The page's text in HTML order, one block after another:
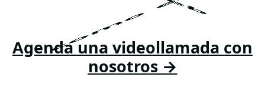
Agenda una videollamada con
nosotros →